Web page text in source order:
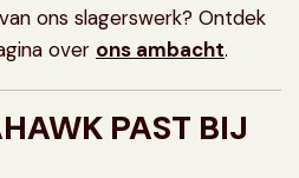
ons slagerswerk? Ontdek
over ons ambacht.
PAST BIJ